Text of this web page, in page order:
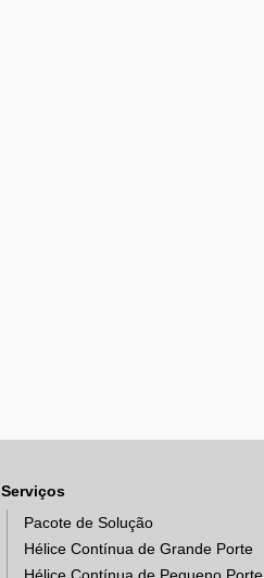
Serviços
Pacote de Solução
Hélice Contínua de Grande Porte